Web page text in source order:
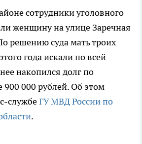
сотрудники уголовного
женщину на улице Заречная
решению суда мать троих
года искали по всей
накопился долг по
900 000 рублей. Об этом
службеГУ МВД России по
.